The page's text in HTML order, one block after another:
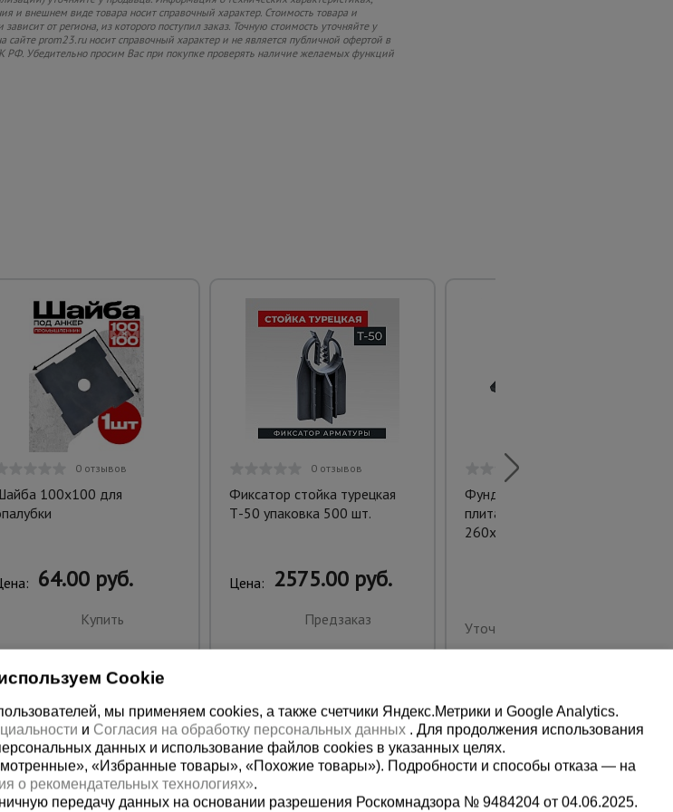
и внешнем виде товара носит справочный характер. Стоимость товара и
от региона, из которого поступил заказ. Точную стоимость уточняйте у
сайте prom23.ru носит справочный характер и не является публичной офертой в
РФ. Убедительно просим Вас при покупке проверять наличие желаемых функций
0 отзывов
100х100 для
64.00 руб.
Купить
0 отзывов
Фиксатор стойка турецкая
Т-50 упаковка 500 шт.
Цена: 2575.00 руб.
Предзаказ
Фундаментная закладная
плита (анкерная шайба)
260х260 мм
Уточнить цену
Cookie
мы применяем cookies, а также счетчики Яндекс.Метрики и Google Analytics.
и Согласия на обработку персональных данных . Для продолжения использования
данных и использование файлов cookies в указанных целях.
«Избранные товары», «Похожие товары»). Подробности и способы отказа — на
о рекомендательных технологиях».
передачу данных на основании разрешения Роскомнадзора № 9484204 от 04.06.2025.